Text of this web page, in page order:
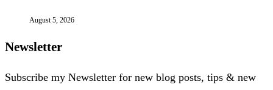
August 5, 2026
Newsletter
Subscribe my Newsletter for new blog posts, tips & new